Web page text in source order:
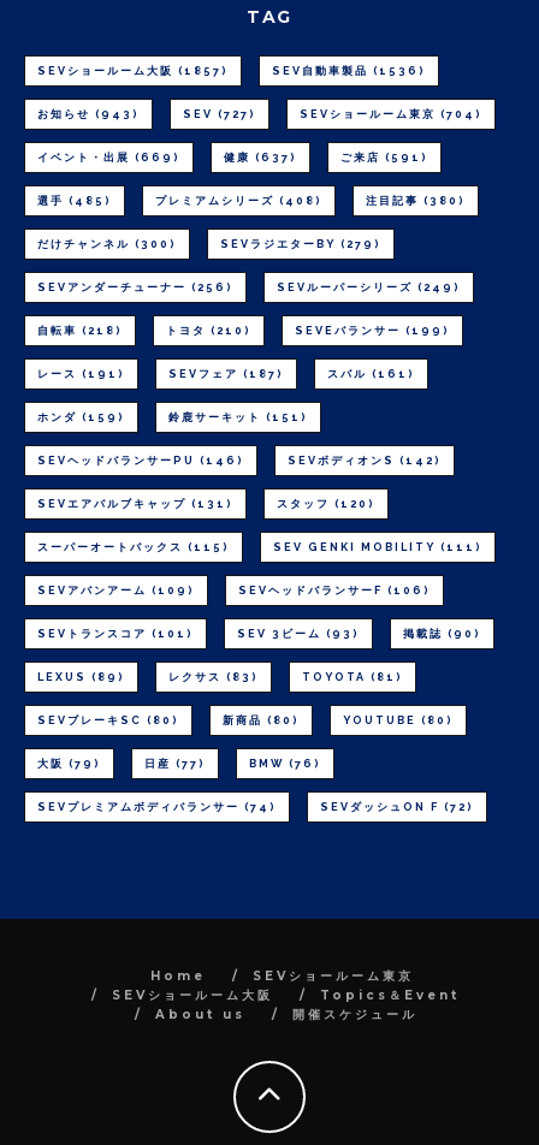
TAG
SEVショールーム大阪 (1857) SEV自動車製品 (1536)
お知らせ (943) SEV (727) SEVショールーム東京 (704)
イベント・出展 (669) 健康 (637) ご来店 (591)
選手 (485) プレミアムシリーズ (408) 注目記事 (380)
だけチャンネル (300) SEVラジエターBY (279)
SEVアンダーチューナー (256) SEVルーパーシリーズ (249)
自転車 (218) トヨタ (210) SEVEバランサー (199)
レース (191) SEVフェア (187) スバル (161)
ホンダ (159) 鈴鹿サーキット (151)
SEVヘッドバランサーPU (146) SEVボディオンS (142)
SEVエアバルブキャップ (131) スタッフ (120)
スーパーオートバックス (115) SEV GENKI MOBILITY (111)
SEVアバンアーム (109) SEVヘッドバランサーF (106)
SEVトランスコア (101) SEV 3ビーム (93) 掲載誌 (90)
LEXUS (89) レクサス (83) TOYOTA (81)
SEVブレーキSC (80) 新商品 (80) YOUTUBE (80)
大阪 (79) 日産 (77) BMW (76)
SEVプレミアムボディバランサー (74) SEVダッシュON F (72)
Home
SEVショールーム東京
SEVショールーム大阪
Topics＆Event
About us
開催スケジュール